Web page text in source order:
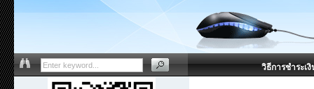
วิธีการชำระเงิ